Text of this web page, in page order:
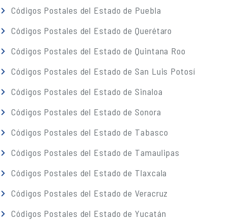
Códigos Postales del Estado de Puebla
Códigos Postales del Estado de Querétaro
Códigos Postales del Estado de Quintana Roo
Códigos Postales del Estado de San Luis Potosí
Códigos Postales del Estado de Sinaloa
Códigos Postales del Estado de Sonora
Códigos Postales del Estado de Tabasco
Códigos Postales del Estado de Tamaulipas
Códigos Postales del Estado de Tlaxcala
Códigos Postales del Estado de Veracruz
Códigos Postales del Estado de Yucatán